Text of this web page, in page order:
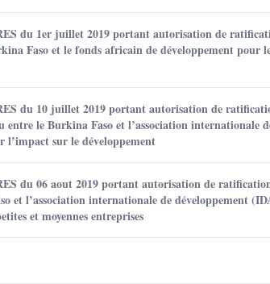
du 1er juillet 2019 portant autorisation de
Faso et le fonds africain de développement pour
du 10 juillet 2019 portant autorisation de
entre le Burkina Faso et l’association internationale
l’impact sur le développement
du 06 aout 2019 portant autorisation de
et l’association internationale de développement
et moyennes entreprises